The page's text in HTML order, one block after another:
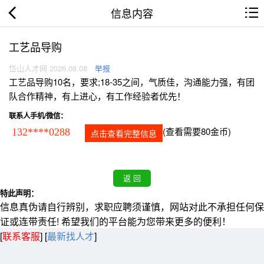
信息内容
工艺品导购
岱山人才网 2026.08.08 举报
工艺品导购10名，要求;18-35之间，气质佳，沟通能力强，有团
队合作精神，有上进心，有工作经验者优先！
联系人手机/微信：
132****0288 点击查看完整信息 (查看需要80金币)
特此声明：
信息真伪请自行辨别，求职应聘须谨慎，网站对此不承担任何保
证或连带责任! 希望我们的平台能为您带来更多的便利！
[联系客服] [最新找人才]